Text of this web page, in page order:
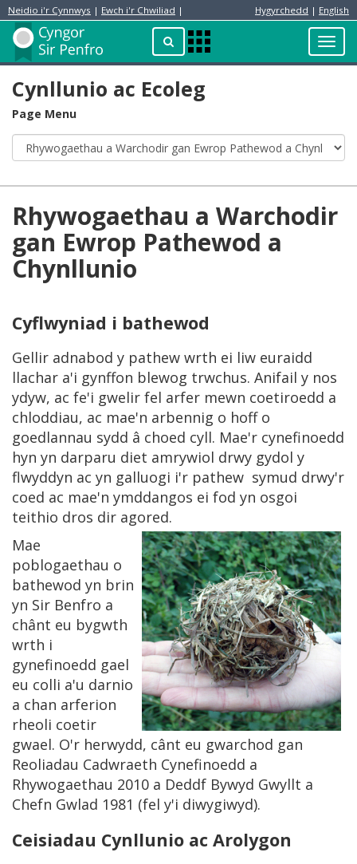
Neidio i'r Cynnwys | Ewch i'r Chwiliad | Hygyrchedd | English
ChwilioApps
Menu
Preswylydd
Cynllunio ac Ecoleg
Page Menu
Rhywogaethau a Warchodir
gan Ewrop Pathewod a
Chynllunio
Cyflwyniad i bathewod
Gellir adnabod y pathew wrth ei liw euraidd
llachar a'i gynffon blewog trwchus. Anifail y nos
ydyw, ac fe'i gwelir fel arfer mewn coetiroedd a
chloddiau, ac mae'n arbennig o hoff o
goedlannau sydd â choed cyll. Mae'r cynefinoedd
hyn yn darparu diet amrywiol drwy gydol y
flwyddyn ac yn galluogi i'r pathew symud drwy'r
coed ac mae'n ymddangos ei fod yn osgoi
teithio dros dir agored.
Mae
poblogaethau o
bathewod yn brin
yn Sir Benfro a
chânt eu bygwth
wrth i
gynefinoedd gael
eu colli a'u darnio
a chan arferion
rheoli coetir
gwael. O'r herwydd, cânt eu gwarchod gan
Reoliadau Cadwraeth Cynefinoedd a
Rhywogaethau 2010 a Deddf Bywyd Gwyllt a
Chefn Gwlad 1981 (fel y'i diwygiwyd).
Ceisiadau Cynllunio ac Arolygon